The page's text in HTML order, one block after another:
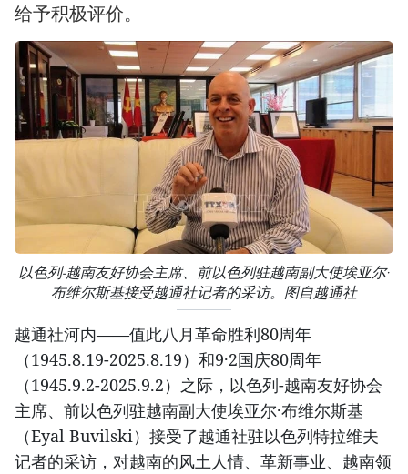
给予积极评价。
以色列-越南友好协会主席、前以色列驻越南副大使埃亚尔·
布维尔斯基接受越通社记者的采访。图自越通社
越通社河内——值此八月革命胜利80周年
（1945.8.19-2025.8.19）和9·2国庆80周年
（1945.9.2-2025.9.2）之际，以色列-越南友好协会
主席、前以色列驻越南副大使埃亚尔·布维尔斯基
（Eyal Buvilski）接受了越通社驻以色列特拉维夫
记者的采访，对越南的风土人情、革新事业、越南领